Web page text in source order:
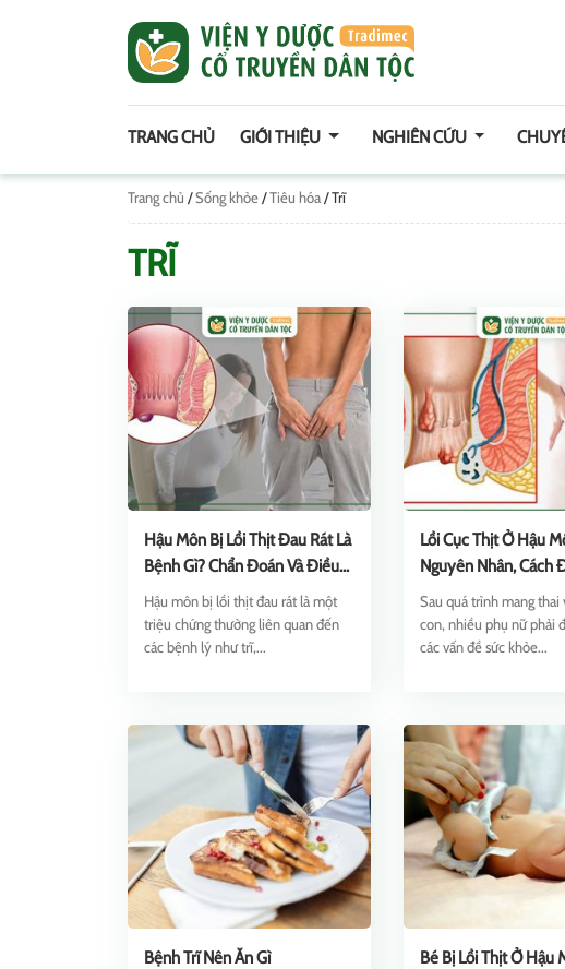
TRANG CHỦ GIỚI THIỆU NGHIÊN CỨU
Trang chủ /Sống khỏe/Tiêu hóa/Trĩ
TRĨ
Hậu Môn Bị Lồi Thịt Đau Rát Là
Bệnh Gì? Chẩn Đoán Và Điều
Trị
Hậu môn bị lồi thịt đau rát là một
triệu chứng thường liên quan đến
các bệnh lý như trĩ,...
Lồi Cục Thịt Ở Hậu
Nguyên Nhân, Cách
Sau quá trình mang thai
con, nhiều phụ nữ phải
các vấn đề sức khỏe...
Bệnh Trĩ Nên Ăn Gì
Bé Bị Lồi Thịt Ở Hậu